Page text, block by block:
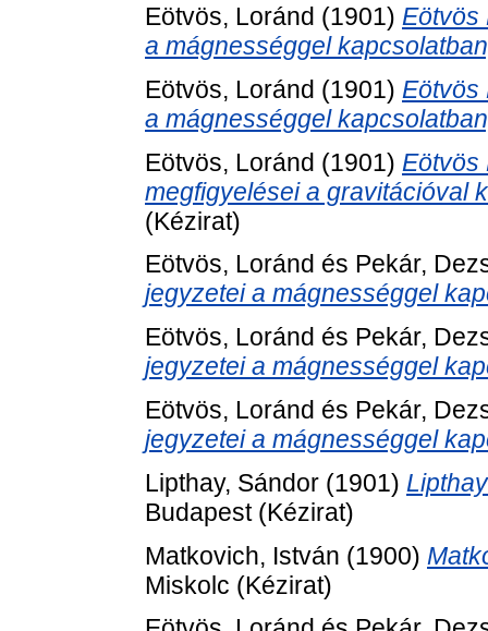
Eötvös, Loránd (1901) Eötvös
a mágnességgel
Eötvös, Loránd (1901) Eötvös
a mágnességgel
Eötvös, Loránd (1901) Eötvös
megfigyelései a gravitációval
(Kézirat)
Eötvös, Loránd és Pekár,
jegyzetei a mágnességgel
Eötvös, Loránd és Pekár,
jegyzetei a mágnességgel
Eötvös, Loránd és Pekár,
jegyzetei a mágnességgel
Lipthay, Sándor (1901)
Budapest (Kézirat)
Matkovich, István (1900)
Miskolc (Kézirat)